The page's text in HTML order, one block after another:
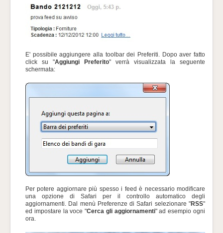
E' possibile aggiungere alla toolbar dei Preferiti. Dopo aver fatto
click su "Aggiungi Preferito" verrà visualizzata la seguente
schermata:
Per potere aggiornare più spesso i feed è necessario modificare
una opzione di Safari per il controllo automatico degli
aggiornamenti. Dal menù Preferenze di Safari selezionare "RSS"
ed impostare la voce "Cerca gli aggiornamenti" ad esempio ogni
ora.